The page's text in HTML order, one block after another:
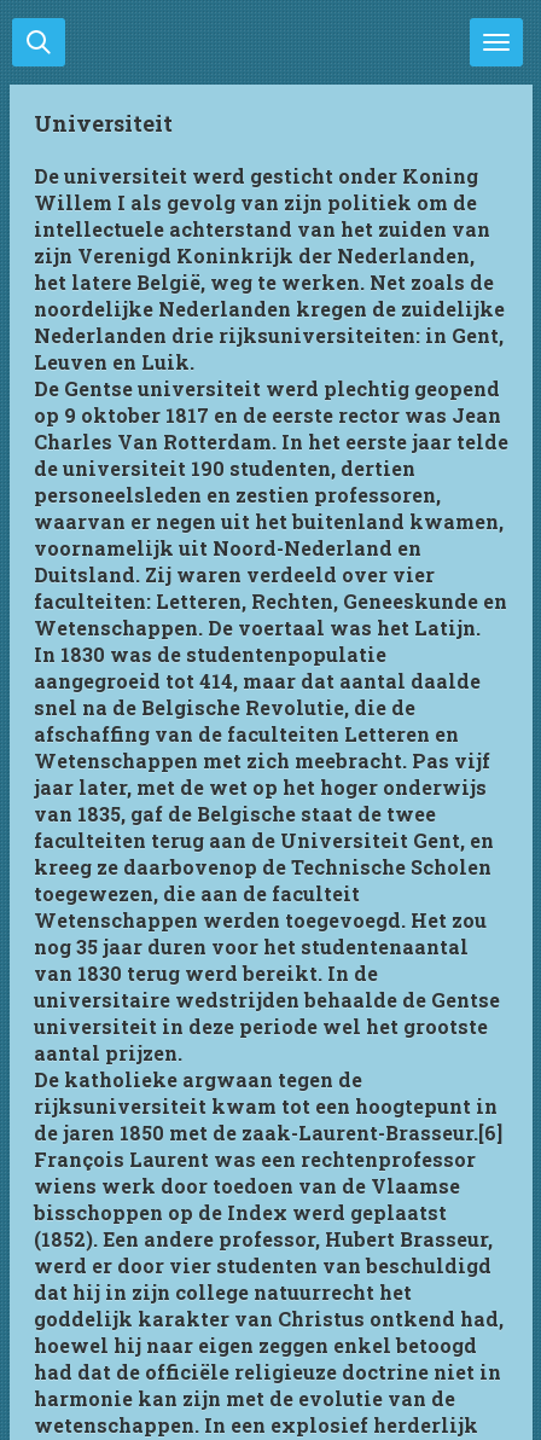
Ga
direct
naar
hoofdinhoud
Universiteit
De universiteit werd gesticht onder Koning
Willem I als gevolg van zijn politiek om de
intellectuele achterstand van het zuiden van
zijn Verenigd Koninkrijk der Nederlanden,
het latere België, weg te werken. Net zoals de
noordelijke Nederlanden kregen de zuidelijke
Nederlanden drie rijksuniversiteiten: in Gent,
Leuven en Luik.
De Gentse universiteit werd plechtig geopend
op 9 oktober 1817 en de eerste rector was Jean
Charles Van Rotterdam. In het eerste jaar telde
de universiteit 190 studenten, dertien
personeelsleden en zestien professoren,
waarvan er negen uit het buitenland kwamen,
voornamelijk uit Noord-Nederland en
Duitsland. Zij waren verdeeld over vier
faculteiten: Letteren, Rechten, Geneeskunde en
Wetenschappen. De voertaal was het Latijn.
In 1830 was de studentenpopulatie
aangegroeid tot 414, maar dat aantal daalde
snel na de Belgische Revolutie, die de
afschaffing van de faculteiten Letteren en
Wetenschappen met zich meebracht. Pas vijf
jaar later, met de wet op het hoger onderwijs
van 1835, gaf de Belgische staat de twee
faculteiten terug aan de Universiteit Gent, en
kreeg ze daarbovenop de Technische Scholen
toegewezen, die aan de faculteit
Wetenschappen werden toegevoegd. Het zou
nog 35 jaar duren voor het studentenaantal
van 1830 terug werd bereikt. In de
universitaire wedstrijden behaalde de Gentse
universiteit in deze periode wel het grootste
aantal prijzen.
De katholieke argwaan tegen de
rijksuniversiteit kwam tot een hoogtepunt in
de jaren 1850 met de zaak-Laurent-Brasseur.[6]
François Laurent was een rechtenprofessor
wiens werk door toedoen van de Vlaamse
bisschoppen op de Index werd geplaatst
(1852). Een andere professor, Hubert Brasseur,
werd er door vier studenten van beschuldigd
dat hij in zijn college natuurrecht het
goddelijk karakter van Christus ontkend had,
hoewel hij naar eigen zeggen enkel betoogd
had dat de officiële religieuze doctrine niet in
harmonie kan zijn met de evolutie van de
wetenschappen. In een explosief herderlijk